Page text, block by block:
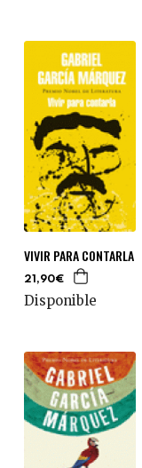
VIVIR PARA CONTARLA
21,90€
Disponible